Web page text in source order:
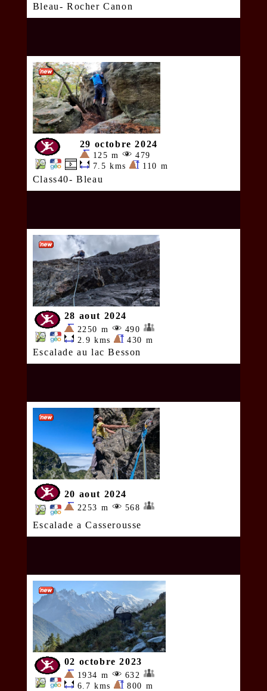
Bleau- Rocher Canon
29 octobre 2024
125 m
479
7.5 kms
110 m
Class40- Bleau
28 aout 2024
2250 m
490
2.9 kms
430 m
Escalade au lac Besson
20 aout 2024
2253 m 568
Escalade a Casserousse
02 octobre 2023
1934 m
632
6.7 kms
800 m